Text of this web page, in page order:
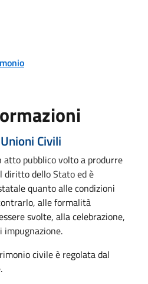
Civili
pubblico volto a produrre
dello Stato ed è
quanto alle condizioni
alle formalità
svolte, alla celebrazione,
impugnazione.
civile è regolata dal